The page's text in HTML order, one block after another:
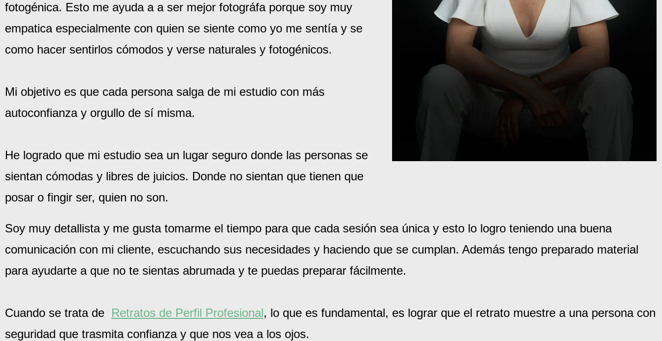
fotogénica. Esto me ayuda a a ser mejor fotográfa porque soy muy
empatica especialmente con quien se siente como yo me sentía y se
como hacer sentirlos cómodos y verse naturales y fotogénicos.
Mi objetivo es que cada persona salga de mi estudio con más
autoconfianza y orgullo de sí misma.
He logrado que mi estudio sea un lugar seguro donde las personas se
sientan cómodas y libres de juicios. Donde no sientan que tienen que
posar o fingir ser, quien no son.
Soy muy detallista y me gusta tomarme el tiempo para que cada sesión sea única y esto lo logro teniendo una buena
comunicación con mi cliente, escuchando sus necesidades y haciendo que se cumplan. Además tengo preparado material
para ayudarte a que no te sientas abrumada y te puedas preparar fácilmente.
Cuando se trata de Retratos de Perfil Profesional, lo que es fundamental, es lograr que el retrato muestre a una persona con
seguridad que trasmita confianza y que nos vea a los ojos.